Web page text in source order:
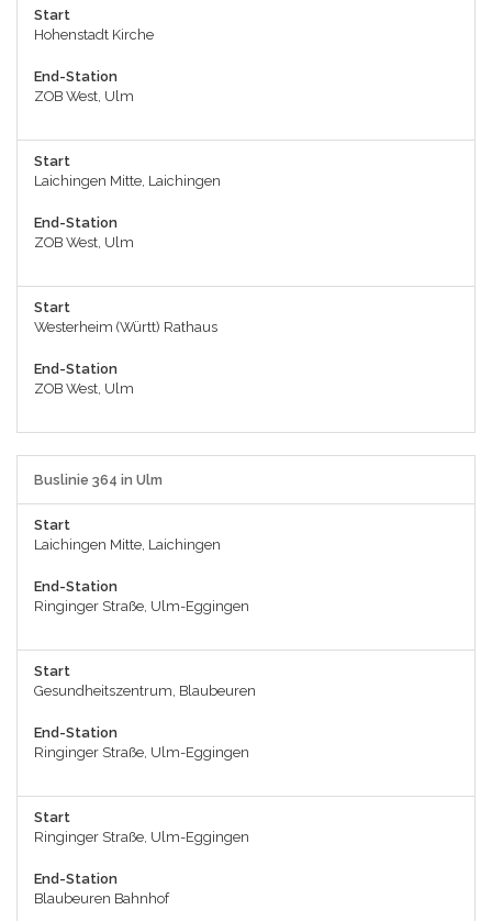
Start
Hohenstadt Kirche
End-Station
ZOB West, Ulm
Start
Laichingen Mitte, Laichingen
End-Station
ZOB West, Ulm
Start
Westerheim (Württ) Rathaus
End-Station
ZOB West, Ulm
Buslinie 364 in Ulm
Start
Laichingen Mitte, Laichingen
End-Station
Ringinger Straße, Ulm-Eggingen
Start
Gesundheitszentrum, Blaubeuren
End-Station
Ringinger Straße, Ulm-Eggingen
Start
Ringinger Straße, Ulm-Eggingen
End-Station
Blaubeuren Bahnhof